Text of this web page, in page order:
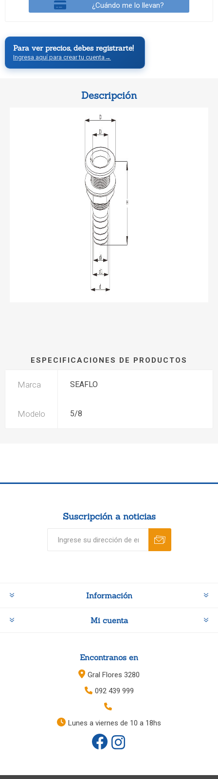
¿Cuándo me lo llevan?
Para ver precios, debes registrarte!
Ingresa aquí para crear tu cuenta →
Descripción
ESPECIFICACIONES DE PRODUCTOS
Marca SEAFLO
Modelo 5/8
Suscripción a noticias
Información
Mi cuenta
Encontranos en
Gral Flores 3280
092 439 999
Lunes a viernes de 10 a 18hs